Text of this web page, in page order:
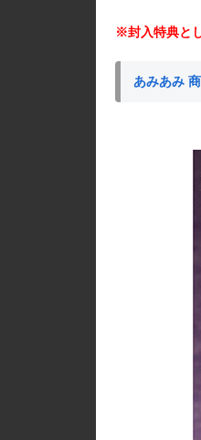
※封入特典と
あみあみ